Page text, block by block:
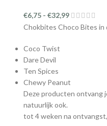
€6,75 - €32,99
Chokbites Choco Bites in
Coco Twist
Dare Devil
Ten Spices
Chewy Peanut
Deze producten ontvang
natuurlijk ook.
tot 4 weken na